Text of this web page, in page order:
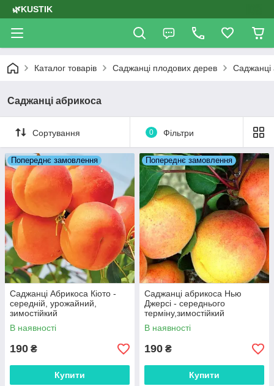
🌿KUSTIK
Каталог товарів Саджанці плодових дерев Саджанці
Саджанці абрикоса
Сортування 0 Фільтри
Попереднє замовлення
Саджанці Абрикоса Кіото -
середній, урожайний,
зимостійкий
В наявності
190 ₴
Купити
Попереднє замовлення
Саджанці абрикоса Нью
Джерсі - середнього
терміну,зимостійкий
В наявності
190 ₴
Купити